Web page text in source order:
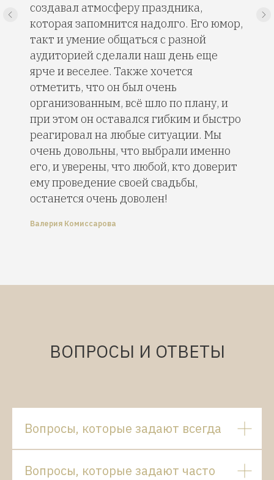
создавал атмосферу праздника,
которая запомнится надолго. Его юмор,
такт и умение общаться с разной
аудиторией сделали наш день еще
ярче и веселее. Также хочется
отметить, что он был очень
организованным, всё шло по плану, и
при этом он оставался гибким и быстро
реагировал на любые ситуации. Мы
очень довольны, что выбрали именно
его, и уверены, что любой, кто доверит
ему проведение своей свадьбы,
останется очень доволен!
Валерия Комиссарова
ВОПРОСЫ И ОТВЕТЫ
Вопросы, которые задают всегда
Вопросы, которые задают часто